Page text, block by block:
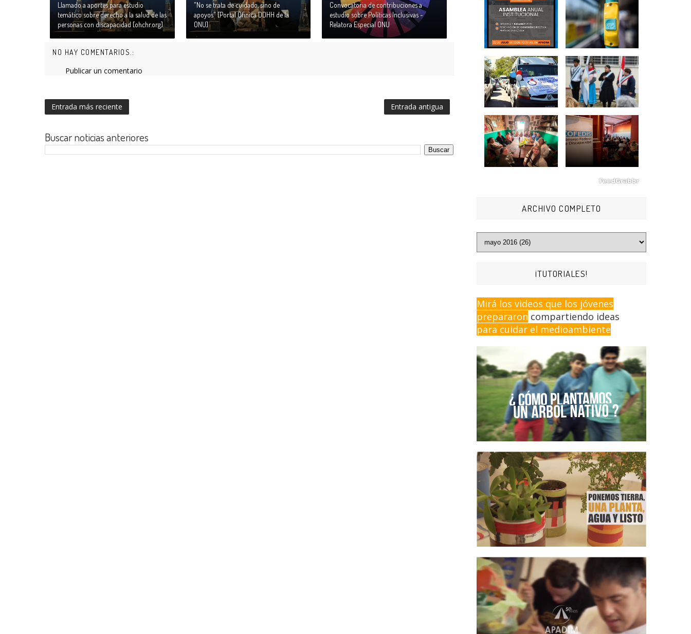
Llamado a aportes para estudio
temático sobre derecho a la salud de las
personas con discapacidad [ohchr.org]
"No se trata de cuidado, sino de
apoyos" [Portal Ofinica DDHH de la
ONU]
Convocatoria de contribuciones a
estudio sobre Políticas Inclusivas -
Relatora Especial ONU
NO HAY COMENTARIOS.:
Publicar un comentario
Entrada más reciente Entrada antigua
Buscar noticias anteriores
ARCHIVO COMPLETO
¡TUTORIALES!
Mirá los videos que los jóvenes
prepararon compartiendo ideas
para cuidar el medioambiente